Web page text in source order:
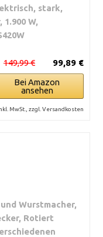
stark,
W,
99,89 €
149,99 €
Bei Amazon
ansehen
MwSt., zzgl. Versandkosten
Wurstmacher,
Rotiert